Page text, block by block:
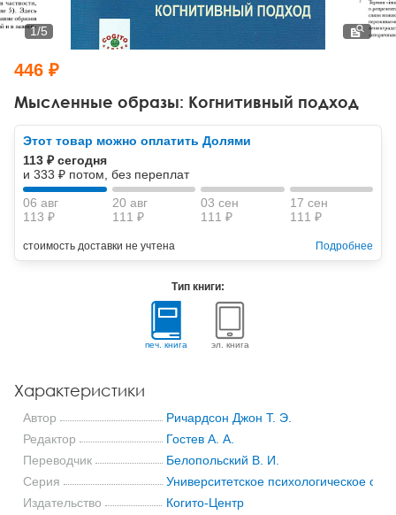
Тревожные расстройства, панические атаки
Психодрама
Другие направления психотерапии
Классический, эриксоновский гипноз и НЛП
НЛП
Психология труда и эргономика
Социальная психология
Социальная и организационная психология
Классический и юнгианский психоанализ
Мысленные образы: Когнитивный подход
1/5
446 ₽
Этот товар можно оплатить Долями
113 ₽ сегодня
и 333 ₽ потом, без переплат
06 авг
113 ₽
20 авг
111 ₽
03 сен
111 ₽
17 сен
111 ₽
стоимость доставки не учтена Подробнее
Тип книги:
печ. книга эл. книга
Характеристики
Автор
Ричардсон Джон Т. Э.
Редактор
Гостев А. А.
Переводчик
Белопольский В. И.
Серия
Университетское психологическое
Издательство
Когито-Центр